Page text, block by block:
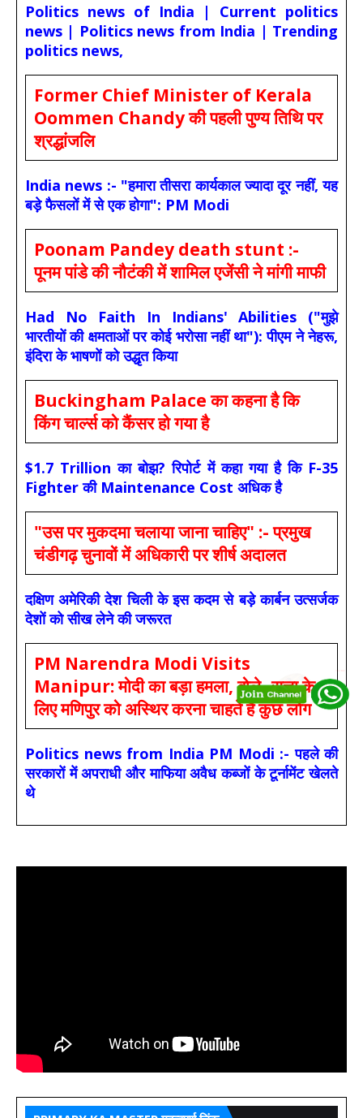
Politics news of India | Current politics
news | Politics news from India | Trending
politics news,
Former Chief Minister of Kerala
Oommen Chandy की पहली पुण्य तिथि पर
श्रद्धांजलि
India news :- "हमारा तीसरा कार्यकाल ज्यादा दूर नहीं, यह
बड़े फैसलों में से एक होगा": PM Modi
Poonam Pandey death stunt :-
पूनम पांडे की नौटंकी में शामिल एजेंसी ने मांगी माफी
Had No Faith In Indians' Abilities ("मुझे
भारतीयों की क्षमताओं पर कोई भरोसा नहीं था"): पीएम ने नेहरू,
इंदिरा के भाषणों को उद्धृत किया
Buckingham Palace का कहना है कि
किंग चार्ल्स को कैंसर हो गया है
$1.7 Trillion का बोझ? रिपोर्ट में कहा गया है कि F-35
Fighter की Maintenance Cost अधिक है
"उस पर मुकदमा चलाया जाना चाहिए" :- प्रमुख
चंडीगढ़ चुनावों में अधिकारी पर शीर्ष अदालत
दक्षिण अमेरिकी देश चिली के इस कदम से बड़े कार्बन उत्सर्जक
देशों को सीख लेने की जरूरत
PM Narendra Modi Visits
Manipur: मोदी का बड़ा हमला, बोले- सत्ता के
लिए मणिपुर को अस्थिर करना चाहते हैं कुछ लोग
Politics news from India PM Modi :- पहले की
सरकारों में अपराधी और माफिया अवैध कब्जों के टूर्नामेंट खेलते
थे